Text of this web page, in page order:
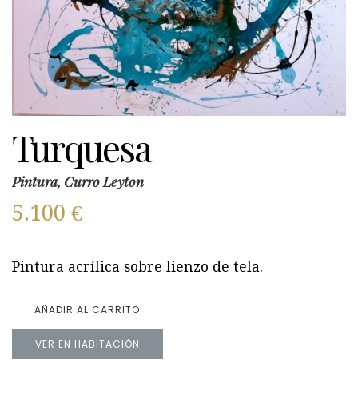
Turquesa
Pintura, Curro Leyton
5.100 €
Pintura acrílica sobre lienzo de tela.
AÑADIR AL CARRITO
VER EN HABITACIÓN